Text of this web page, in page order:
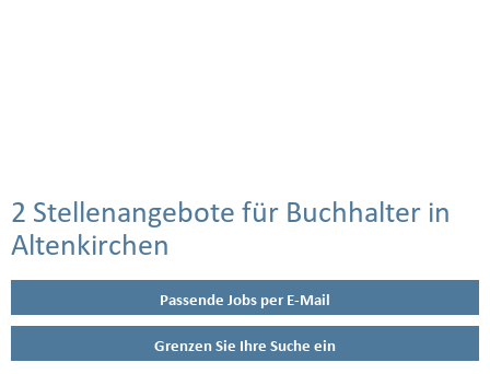
2 Stellenangebote für Buchhalter in
Altenkirchen
Passende Jobs per E-Mail
Grenzen Sie Ihre Suche ein